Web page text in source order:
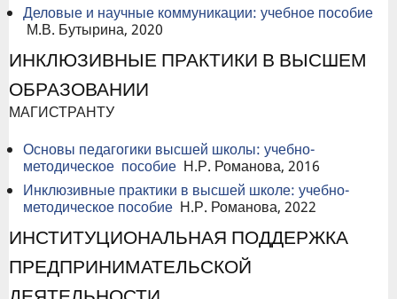
Деловые и научные коммуникации: учебное пособие
М.В. Бутырина, 2020
ИНКЛЮЗИВНЫЕ ПРАКТИКИ В ВЫСШЕМ
ОБРАЗОВАНИИ
МАГИСТРАНТУ
Основы педагогики высшей школы: учебно-
методическое пособие Н.Р. Романова, 2016
Инклюзивные практики в высшей школе: учебно-
методическое пособие Н.Р. Романова, 2022
ИНСТИТУЦИОНАЛЬНАЯ ПОДДЕРЖКА
ПРЕДПРИНИМАТЕЛЬСКОЙ